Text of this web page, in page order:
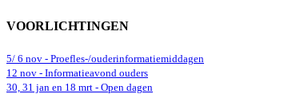
VOORLICHTINGEN
5/ 6 nov - Proefles-/ouderinformatiemiddagen
12 nov - Informatieavond ouders
30, 31 jan en 18 mrt - Open dagen